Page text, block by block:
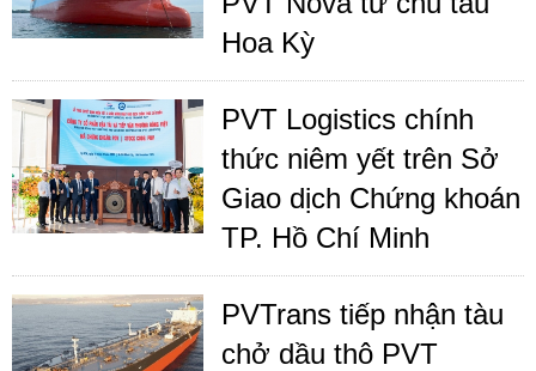
Hoa Kỳ
PVT Logistics chính
thức niêm yết trên Sở
Giao dịch Chứng khoán
TP. Hồ Chí Minh
PVTrans tiếp nhận tàu
chở dầu thô PVT